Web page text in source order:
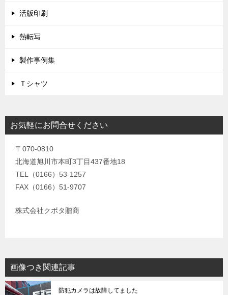
活版印刷
熱転写
製作事例集
Ｔシャツ
お気軽にお問合せください
〒070-0810
北海道旭川市本町3丁目437番地18
TEL（0166）53-1257
FAX（0166）51-9707
株式会社クボタ贈商
画像つき関連記事
防犯カメラは故障してました